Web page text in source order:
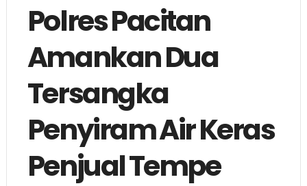
Polres Pacitan
Amankan Dua
Tersangka
Penyiram Air Keras
Penjual Tempe